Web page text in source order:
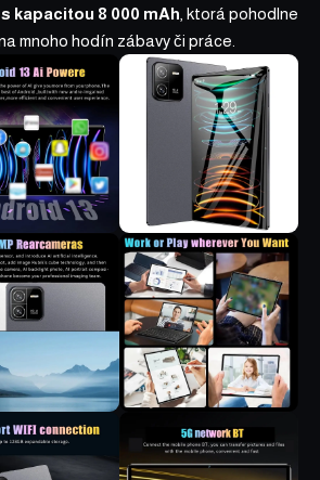
kapacitou 8 000 mAh , ktorá pohodlne
mnoho hodín zábavy či práce.